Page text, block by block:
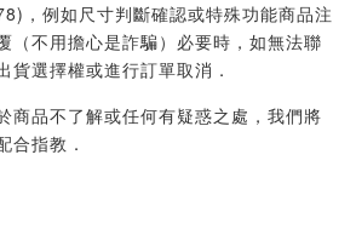
，例如尺寸判斷確認或特殊功能商品注
（不用擔心是詐騙）必要時，如無法聯
貨選擇權或進行訂單取消．
商品不了解或任何有疑惑之處，我們將
合指教．